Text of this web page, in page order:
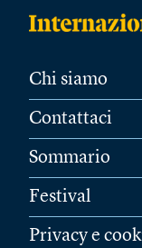
Chi siamo
Contattaci
Sommario
Festival
Privacy e